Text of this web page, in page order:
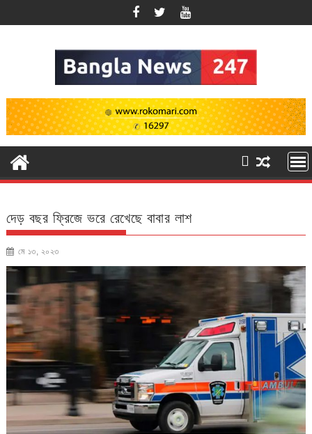
to
দেড় বছর ফ্রিজে ভরে রেখেছে বাবার লাশ
মে ১৩, ২০২৩